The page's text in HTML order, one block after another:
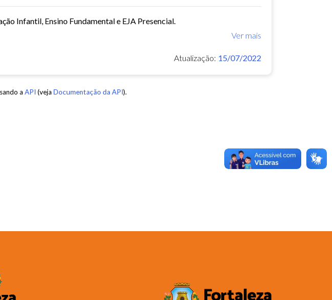
Infantil, Ensino Fundamental e EJA Presencial.
Ver mais
Atualização: 15/07/2022
a API (veja Documentação da API).